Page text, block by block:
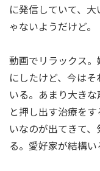
に発信していて、
ゃないようだけど。
動画でリラックス
にしたけど、今は
いる。あまり大き
と押し出す治療を
いなのが出てきて
る。愛好家が結構い